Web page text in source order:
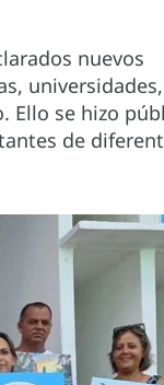
nuevos
Ello se hizo
de